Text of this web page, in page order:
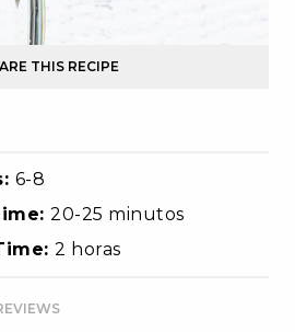
THIS RECIPE
6-8
20-25 minutos
2 horas